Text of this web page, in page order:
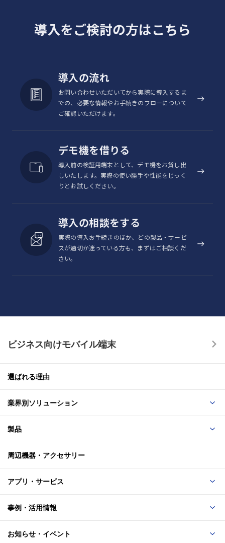
導入をご検討の方はこちら
導入の流れ
お問い合わせいただいてから実際に導入するま
での、必要な情報やお手続きのフローについて
ご確認いただけます。
デモ機を借りる
導入前の検証用端末として、デモ機をお貸し出
しいたします。実際の使い勝手や性能をじっく
りとお試しください。
導入の相談をする
実際の導入お手続きのほか、どの製品・サービ
スが適切か迷っている方も、まずはご相談くだ
さい。
ビジネス向けモバイル端末
選ばれる理由
業界別ソリューション
製品
周辺機器・アクセサリー
アプリ・サービス
事例・活用情報
お知らせ・イベント